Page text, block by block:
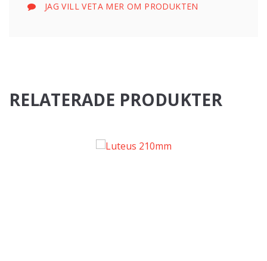
JAG VILL VETA MER OM PRODUKTEN
RELATERADE PRODUKTER